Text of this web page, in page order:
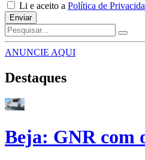
Li e aceito a Política de
Enviar
ANUNCIE AQUI
Destaques
Beja: GNR com